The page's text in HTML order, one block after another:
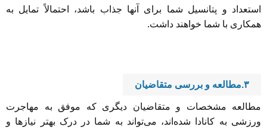
استعداد و پتانسیل شما برای آنها جذاب باشد، احتمالاً تمایل به
همکاری با شما خواهند داشت.
۳.مطالعه و بررسی متقاضیان
مطالعه مشخصات و متقاضیان دیگری که موفق به مهاجرت
ورزشی به کانادا شده‌اند، می‌تواند به شما در درک بهتر نیازها و